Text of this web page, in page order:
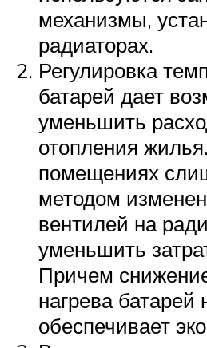
механизмы,
радиаторах.
Регулировка
батарей дает
уменьшить
отопления
помещениях
методом
вентилей на
уменьшить
Причем
нагрева батарей
обеспечивает